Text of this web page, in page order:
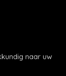
naar uw